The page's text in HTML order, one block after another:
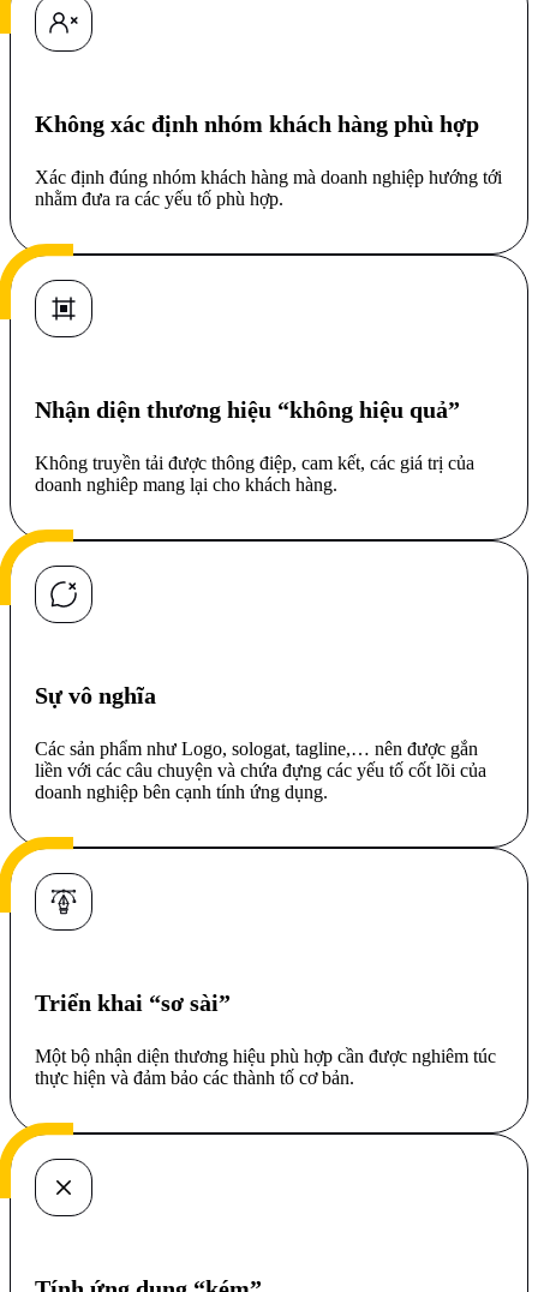
Không xác định nhóm khách hàng phù hợp
Xác định đúng nhóm khách hàng mà doanh nghiệp hướng tới
nhằm đưa ra các yếu tố phù hợp.
Nhận diện thương hiệu “không hiệu quả”
Không truyền tải được thông điệp, cam kết, các giá trị của
doanh nghiêp mang lại cho khách hàng.
Sự vô nghĩa
Các sản phẩm như Logo, sologat, tagline,… nên được gắn
liền với các câu chuyện và chứa đựng các yếu tố cốt lõi của
doanh nghiệp bên cạnh tính ứng dụng.
Triển khai “sơ sài”
Một bộ nhận diện thương hiệu phù hợp cần được nghiêm túc
thực hiện và đảm bảo các thành tố cơ bản.